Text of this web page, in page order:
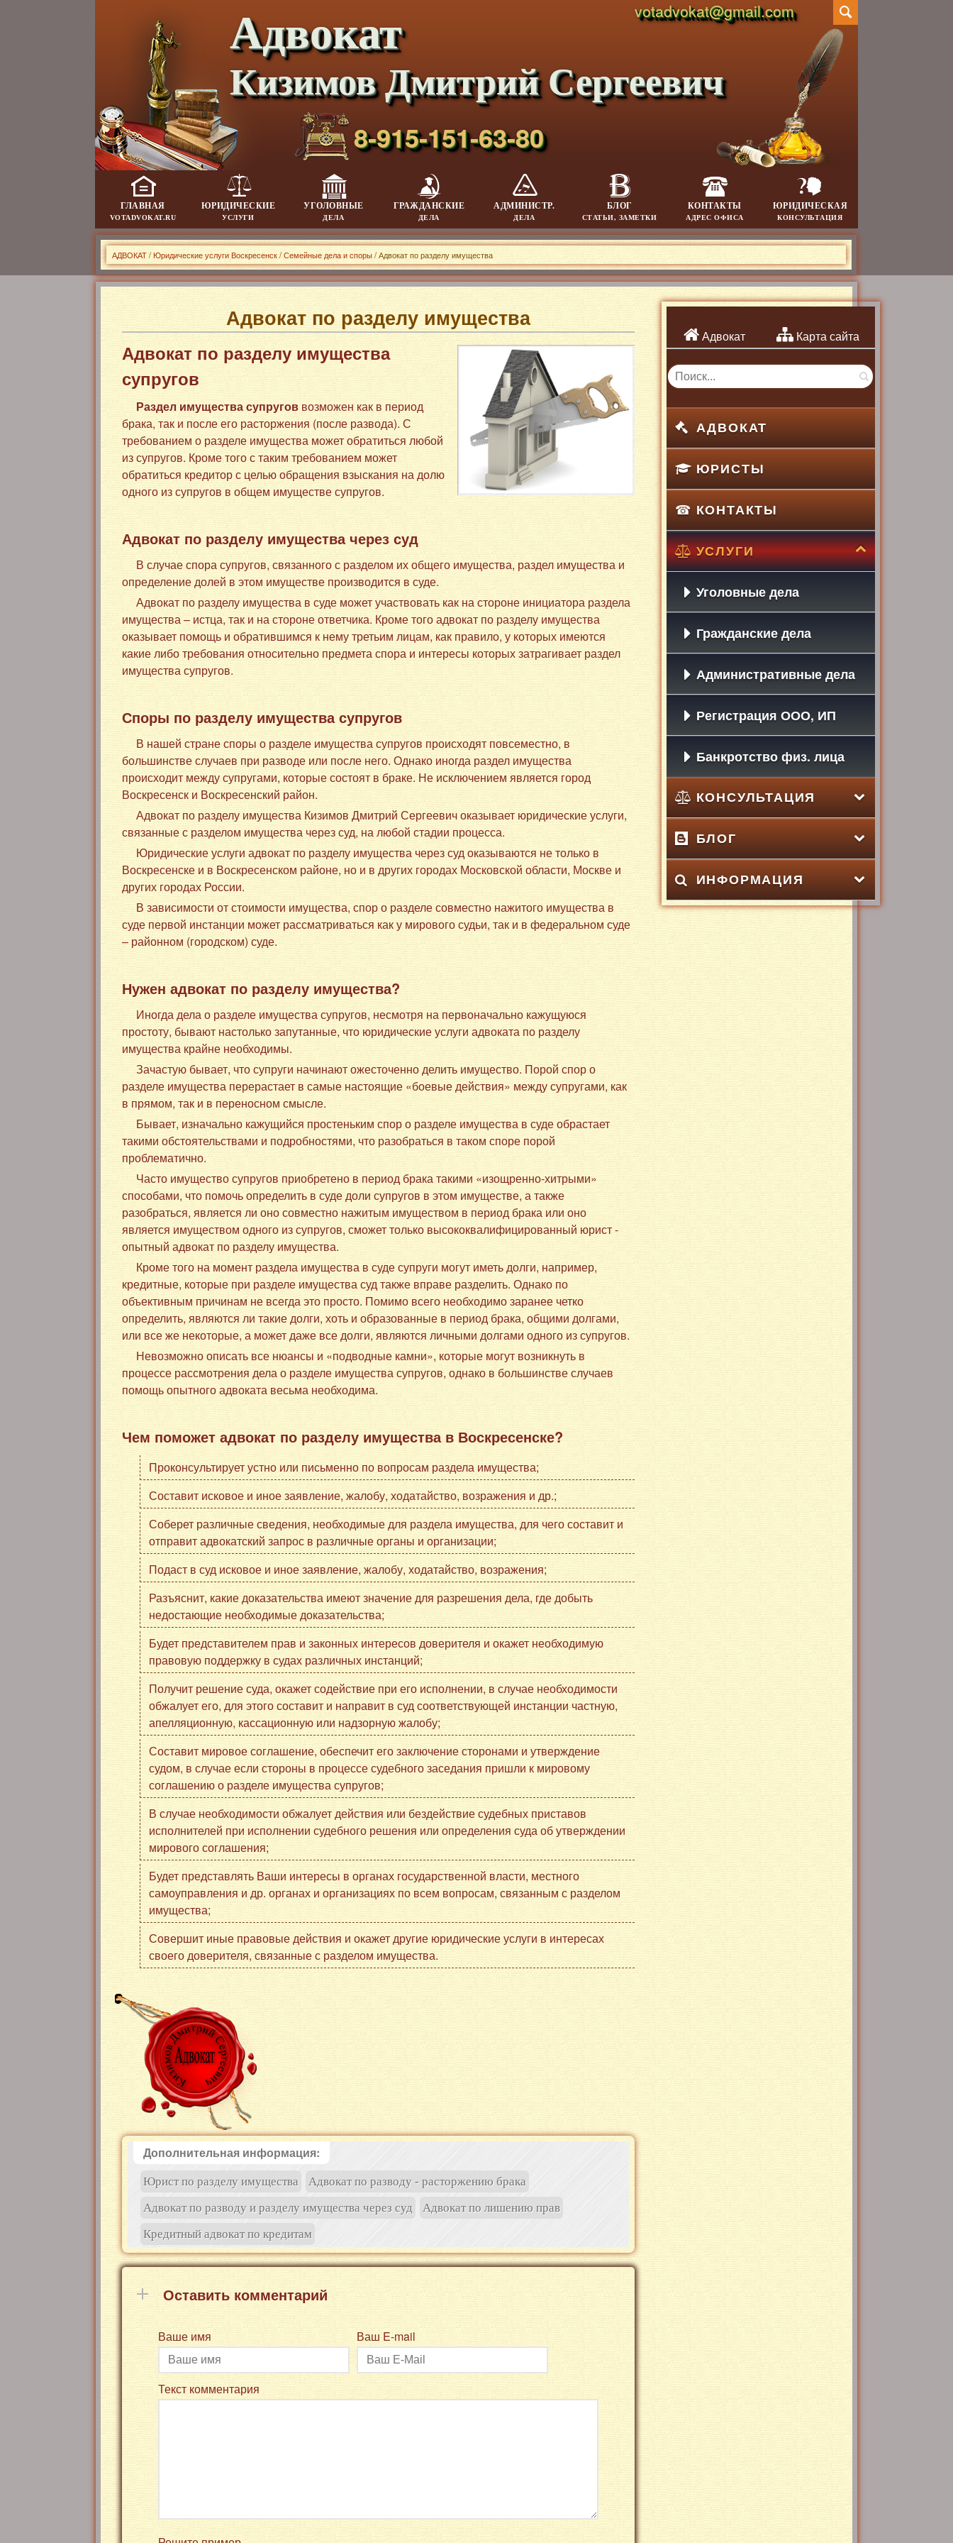
Адвокат
Кизимов Дмитрий Сергеевич
8-915-151-63-80
votadvokat@gmail.com
ГЛАВНАЯ
VOTADVOKAT.RU
ЮРИДИЧЕСКИЕ
УСЛУГИ
УГОЛОВНЫЕ
ДЕЛА
ГРАЖДАНСКИЕ
ДЕЛА
АДМИНИСТР.
ДЕЛА
БЛОГ
СТАТЬИ, ЗАМЕТКИ
КОНТАКТЫ
АДРЕС ОФИСА
ЮРИДИЧЕСКАЯ
КОНСУЛЬТАЦИЯ
АДВОКАТ/Юридические услуги Воскресенск/Семейные дела и споры/ Адвокат по разделу имущества
Адвокат по разделу имущества
Адвокат по разделу имущества
супругов
Раздел имущества супругов возможен как в период
брака, так и после его расторжения (после развода). С
требованием о разделе имущества может обратиться любой
из супругов. Кроме того с таким требованием может
обратиться кредитор с целью обращения взыскания на долю
одного из супругов в общем имуществе супругов.
Адвокат по разделу имущества через суд
В случае спора супругов, связанного с разделом их общего имущества, раздел имущества и
определение долей в этом имуществе производится в суде.
Адвокат по разделу имущества в суде может участвовать как на стороне инициатора раздела
имущества – истца, так и на стороне ответчика. Кроме того адвокат по разделу имущества
оказывает помощь и обратившимся к нему третьим лицам, как правило, у которых имеются
какие либо требования относительно предмета спора и интересы которых затрагивает раздел
имущества супругов.
Споры по разделу имущества супругов
В нашей стране споры о разделе имущества супругов происходят повсеместно, в
большинстве случаев при разводе или после него. Однако иногда раздел имущества
происходит между супругами, которые состоят в браке. Не исключением является город
Воскресенск и Воскресенский район.
Адвокат по разделу имущества Кизимов Дмитрий Сергеевич оказывает юридические услуги,
связанные с разделом имущества через суд, на любой стадии процесса.
Юридические услуги адвокат по разделу имущества через суд оказываются не только в
Воскресенске и в Воскресенском районе, но и в других городах Московской области, Москве и
других городах России.
В зависимости от стоимости имущества, спор о разделе совместно нажитого имущества в
суде первой инстанции может рассматриваться как у мирового судьи, так и в федеральном суде
– районном (городском) суде.
Нужен адвокат по разделу имущества?
Иногда дела о разделе имущества супругов, несмотря на первоначально кажущуюся
простоту, бывают настолько запутанные, что юридические услуги адвоката по разделу
имущества крайне необходимы.
Зачастую бывает, что супруги начинают ожесточенно делить имущество. Порой спор о
разделе имущества перерастает в самые настоящие «боевые действия» между супругами, как
в прямом, так и в переносном смысле.
Бывает, изначально кажущийся простеньким спор о разделе имущества в суде обрастает
такими обстоятельствами и подробностями, что разобраться в таком споре порой
проблематично.
Часто имущество супругов приобретено в период брака такими «изощренно-хитрыми»
способами, что помочь определить в суде доли супругов в этом имуществе, а также
разобраться, является ли оно совместно нажитым имуществом в период брака или оно
является имуществом одного из супругов, сможет только высококвалифицированный юрист -
опытный адвокат по разделу имущества.
Кроме того на момент раздела имущества в суде супруги могут иметь долги, например,
кредитные, которые при разделе имущества суд также вправе разделить. Однако по
объективным причинам не всегда это просто. Помимо всего необходимо заранее четко
определить, являются ли такие долги, хоть и образованные в период брака, общими долгами,
или все же некоторые, а может даже все долги, являются личными долгами одного из супругов.
Невозможно описать все нюансы и «подводные камни», которые могут возникнуть в
процессе рассмотрения дела о разделе имущества супругов, однако в большинстве случаев
помощь опытного адвоката весьма необходима.
Чем поможет адвокат по разделу имущества в Воскресенске?
Проконсультирует устно или письменно по вопросам раздела имущества;
Составит исковое и иное заявление, жалобу, ходатайство, возражения и др.;
Соберет различные сведения, необходимые для раздела имущества, для чего составит и
отправит адвокатский запрос в различные органы и организации;
Подаст в суд исковое и иное заявление, жалобу, ходатайство, возражения;
Разъяснит, какие доказательства имеют значение для разрешения дела, где добыть
недостающие необходимые доказательства;
Будет представителем прав и законных интересов доверителя и окажет необходимую
правовую поддержку в судах различных инстанций;
Получит решение суда, окажет содействие при его исполнении, в случае необходимости
обжалует его, для этого составит и направит в суд соответствующей инстанции частную,
апелляционную, кассационную или надзорную жалобу;
Составит мировое соглашение, обеспечит его заключение сторонами и утверждение
судом, в случае если стороны в процессе судебного заседания пришли к мировому
соглашению о разделе имущества супругов;
В случае необходимости обжалует действия или бездействие судебных приставов
исполнителей при исполнении судебного решения или определения суда об утверждении
мирового соглашения;
Будет представлять Ваши интересы в органах государственной власти, местного
самоуправления и др. органах и организациях по всем вопросам, связанным с разделом
имущества;
Совершит иные правовые действия и окажет другие юридические услуги в интересах
своего доверителя, связанные с разделом имущества.
Дополнительная информация:
Юрист по разделу имущества
Адвокат по разводу - расторжению брака
Адвокат по разводу и разделу имущества через суд
Адвокат по лишению прав
Кредитный адвокат по кредитам
Оставить комментарий
Ваше имя Ваш E-mail
Текст комментария
Адвокат Карта сайта
АДВОКАТ
ЮРИСТЫ
КОНТАКТЫ
УСЛУГИ
Уголовные дела
Гражданские дела
Административные дела
Регистрация ООО, ИП
Банкротство физ. лица
КОНСУЛЬТАЦИЯ
БЛОГ
ИНФОРМАЦИЯ